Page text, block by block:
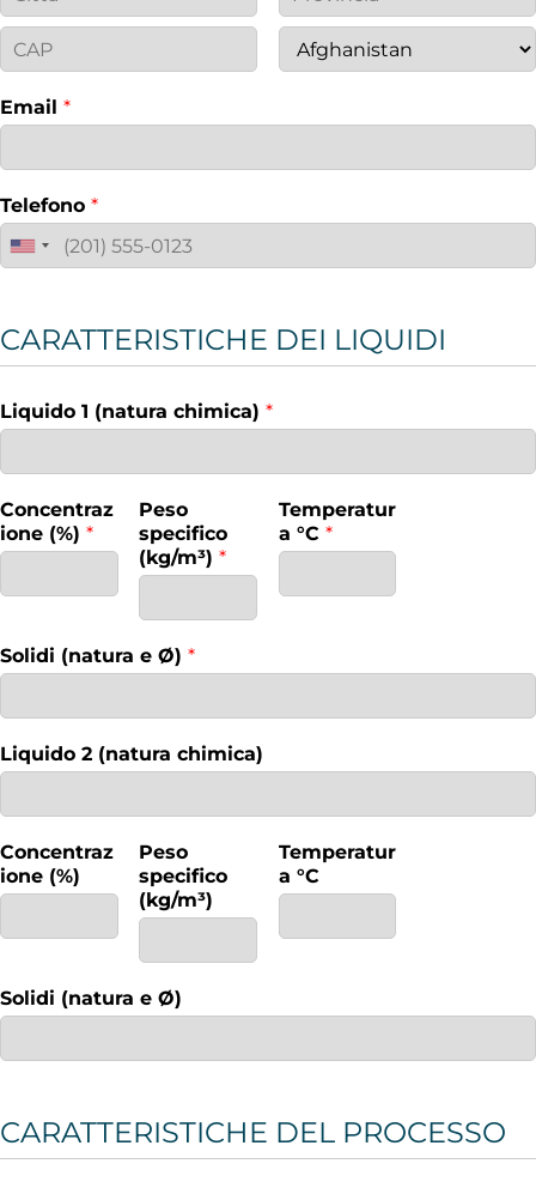
Email *
Telefono *
CARATTERISTICHE DEI LIQUIDI
Liquido 1 (natura chimica) *
Concentraz
ione (%) *
Peso
specifico
(kg/m³)*
Temperatur
a °C *
Solidi (natura e Ø) *
Liquido 2 (natura chimica)
Concentraz
ione (%)
Peso
specifico
(kg/m³)
Temperatur
a °C
Solidi (natura e Ø)
CARATTERISTICHE DEL PROCESSO